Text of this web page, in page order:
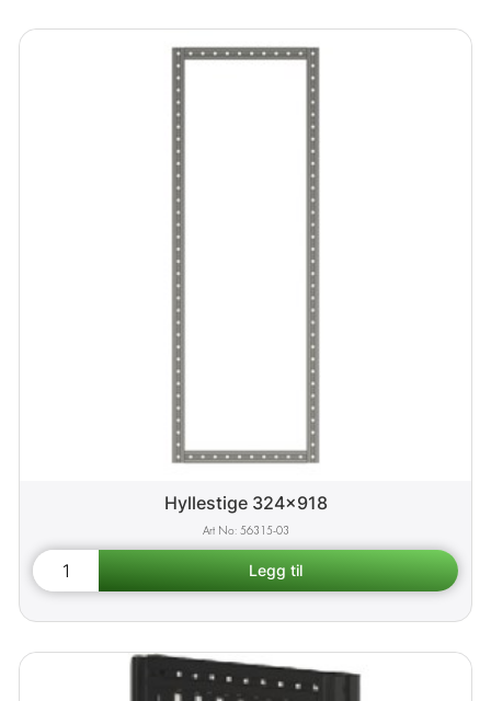
Hyllestige 324x918
56315-03